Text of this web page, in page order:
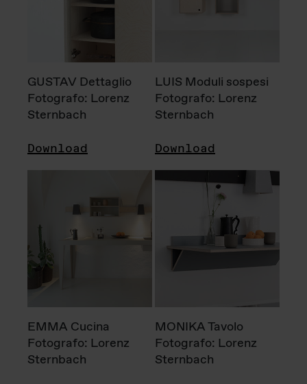
GUSTAV Dettaglio
Fotografo: Lorenz
Sternbach
Download
LUIS Moduli sospesi
Fotografo: Lorenz
Sternbach
Download
EMMA Cucina
Fotografo: Lorenz
Sternbach
MONIKA Tavolo
Fotografo: Lorenz
Sternbach